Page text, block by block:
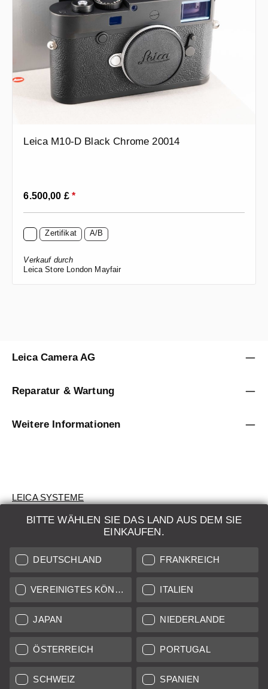
Leica M10-D Black Chrome 20014
Regulärer Preis:
6.500,00 £*
Zertifikat A/B
Verkauf durch
Leica Store London Mayfair
BITTE WÄHLEN SIE DAS LAND AUS DEM SIE
EINKAUFEN.
DEUTSCHLAND FRANKREICH
VEREINIGTES KÖNIGREICH ITALIEN
JAPAN NIEDERLANDE
ÖSTERREICH PORTUGAL
SCHWEIZ SPANIEN
Leica Camera AG
Reparatur & Wartung
Weitere Informationen
LEICA SYSTEME
BEWERTUNG
AUKTION
BRAND NEW
LEICA STORES
Alle Preise von in der EU/UK ansässigen Anbietern inkl.